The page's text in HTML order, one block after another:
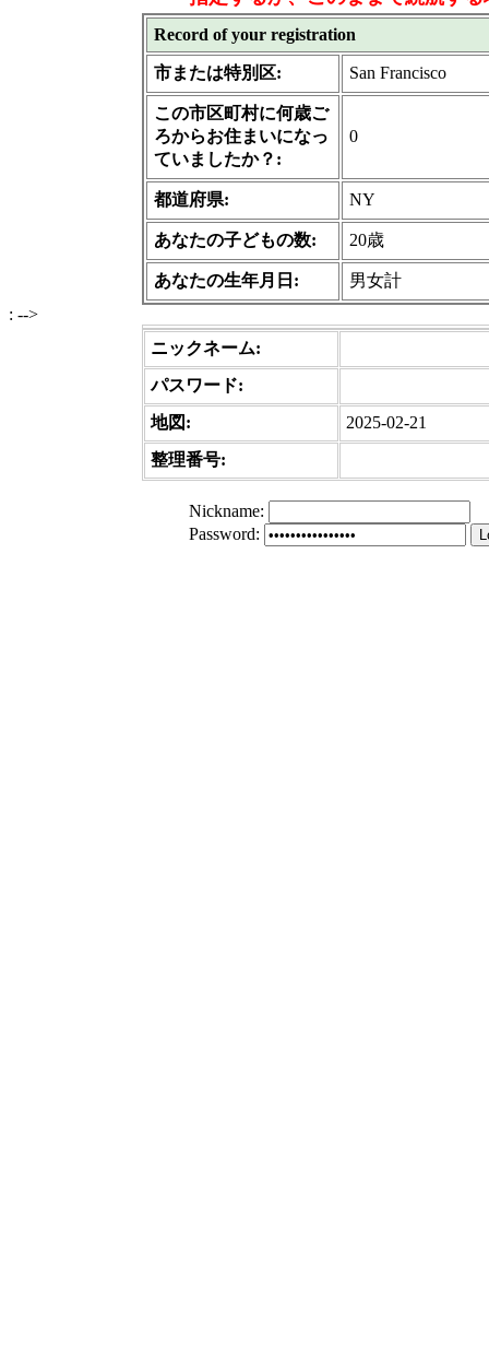
Record of your registration
市または特別区: San Francisco
この市区町村に何歳ご
ろからお住まいになっ
ていましたか？:
0
都道府県: NY
あなたの子どもの数: 20歳
あなたの生年月日:
男女計
: -->
ニックネーム:
パスワード:
地図:
2025-02-21
整理番号:
Nickname:
Password: